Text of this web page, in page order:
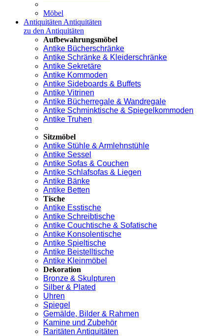
Möbel
Antiquitäten Antiquitäten
zu den Antiquitäten
Aufbewahrungsmöbel
Antike Bücherschränke
Antike Schränke & Kleiderschränke
Antike Sekretäre
Antike Kommoden
Antike Sideboards & Buffets
Antike Vitrinen
Antike Bücherregale & Wandregale
Antike Schminktische & Spiegelkommoden
Antike Truhen
Sitzmöbel
Antike Stühle & Armlehnstühle
Antike Sessel
Antike Sofas & Couchen
Antike Schlafsofas & Liegen
Antike Bänke
Antike Betten
Tische
Antike Esstische
Antike Schreibtische
Antike Couchtische & Sofatische
Antike Konsolentische
Antike Spieltische
Antike Beistelltische
Antike Kleinmöbel
Dekoration
Bronze & Skulpturen
Silber & Plated
Uhren
Spiegel
Gemälde, Bilder & Rahmen
Kamine und Zubehör
Raritäten Antiquitäten